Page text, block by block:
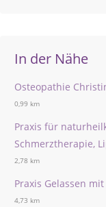
In der Nähe
Osteopathie
0,99 km
Praxis für
Schmerztherapie,
2,78 km
Praxis Gelassen
4,73 km